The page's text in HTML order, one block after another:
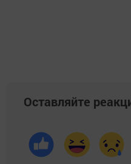
Оставляйте